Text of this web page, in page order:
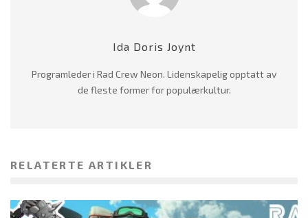
Ida Doris Joynt
Programleder i Rad Crew Neon. Lidenskapelig opptatt av
de fleste former for populærkultur.
RELATERTE ARTIKLER